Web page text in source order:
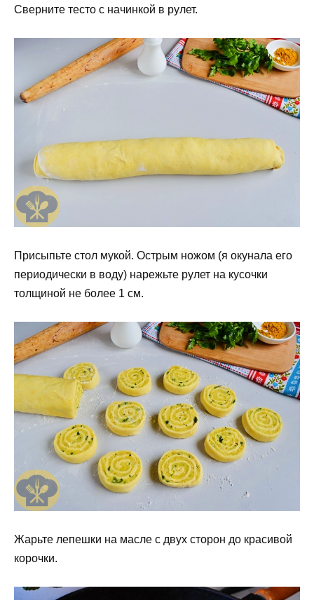
Сверните тесто с начинкой в рулет.
Присыпьте стол мукой. Острым ножом (я окунала его
периодически в воду) нарежьте рулет на кусочки
толщиной не более 1 см.
Жарьте лепешки на масле с двух сторон до красивой
корочки.